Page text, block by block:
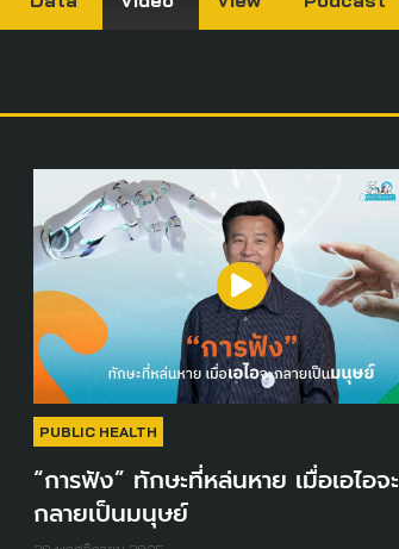
PUBLIC HEALTH
“การฟัง” ทักษะที่หล่นหาย เมื่อเอไอจะ
กลายเป็นมนุษย์